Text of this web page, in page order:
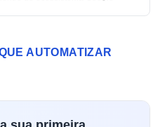
AUTOMATIZAR